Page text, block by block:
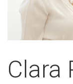
Clara